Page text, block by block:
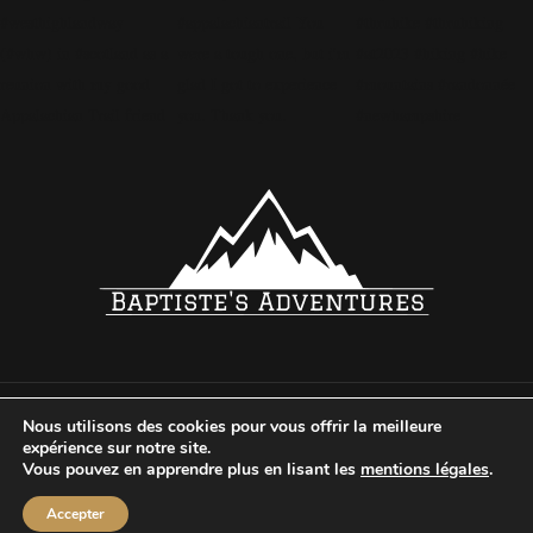
© 2024BAPTISTE ORIEUX TOUS DROITS RÉSERVÉSMENTION
POLITIQUE DE CONFIDENTIALITÉ
Nous utilisons des cookies pour vous offrir la meilleure
expérience sur notre site.
Vous pouvez en apprendre plus en lisant les mentions légales.
Accepter